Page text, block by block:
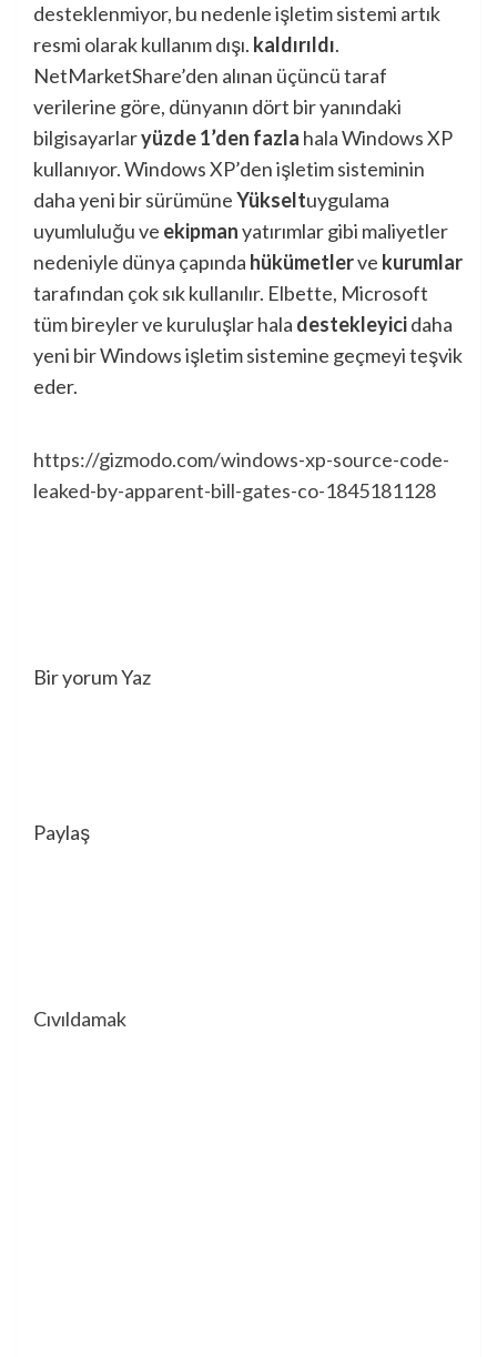
desteklenmiyor, bu nedenle işletim sistemi artık
resmi olarak kullanım dışı. kaldırıldı.
NetMarketShare’den alınan üçüncü taraf
verilerine göre, dünyanın dört bir yanındaki
bilgisayarlaryüzde 1’den fazla hala Windows XP
kullanıyor. Windows XP’den işletim sisteminin
daha yeni bir sürümüneYükseltuygulama
uyumluluğu ve ekipmanyatırımlar gibi maliyetler
nedeniyle dünya çapında hükümetlerve kurumlar
tarafından çok sık kullanılır. Elbette, Microsoft
tüm bireyler ve kuruluşlar hala destekleyicidaha
yeni bir Windows işletim sistemine geçmeyi teşvik
eder.
https://gizmodo.com/windows-xp-source-code-
leaked-by-apparent-bill-gates-co-1845181128
Bir yorum Yaz
Paylaş
Cıvıldamak